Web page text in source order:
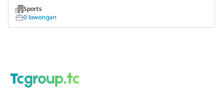
Sports
0 lowongan